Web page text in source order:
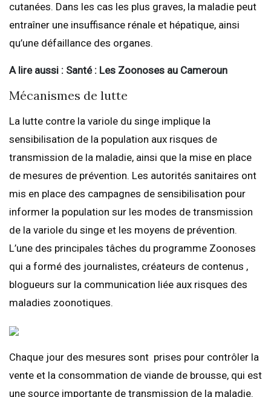
cutanées. Dans les cas les plus graves, la maladie peut
entraîner une insuffisance rénale et hépatique, ainsi
qu’une défaillance des organes.
A lire aussi : Santé : Les Zoonoses au Cameroun
Mécanismes de lutte
La lutte contre la variole du singe implique la
sensibilisation de la population aux risques de
transmission de la maladie, ainsi que la mise en place
de mesures de prévention. Les autorités sanitaires ont
mis en place des campagnes de sensibilisation pour
informer la population sur les modes de transmission
de la variole du singe et les moyens de prévention.
L’une des principales tâches du programme Zoonoses
qui a formé des journalistes, créateurs de contenus ,
blogueurs sur la communication liée aux risques des
maladies zoonotiques.
Chaque jour des mesures sont prises pour contrôler la
vente et la consommation de viande de brousse, qui est
une source importante de transmission de la maladie.